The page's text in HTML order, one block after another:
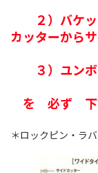
２）バケッ
カッターから
３）ユンボ
を 必ず 下
＊ロックピン・ラ